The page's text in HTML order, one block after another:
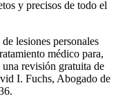
y precisos de todo el
lesiones personales
médico para,
revisión gratuita de
I. Fuchs, Abogado de